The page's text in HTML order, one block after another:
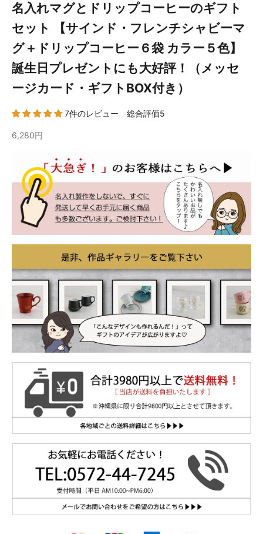
名入れマグとドリップコーヒーのギフト
セット 【サインド・フレンチシャビーマ
グ＋ドリップコーヒー６袋 カラー５色】
誕生日プレゼントにも大好評！（メッセ
ージカード・ギフトBOX付き）
7件のレビュー 総合評価5
6,280円